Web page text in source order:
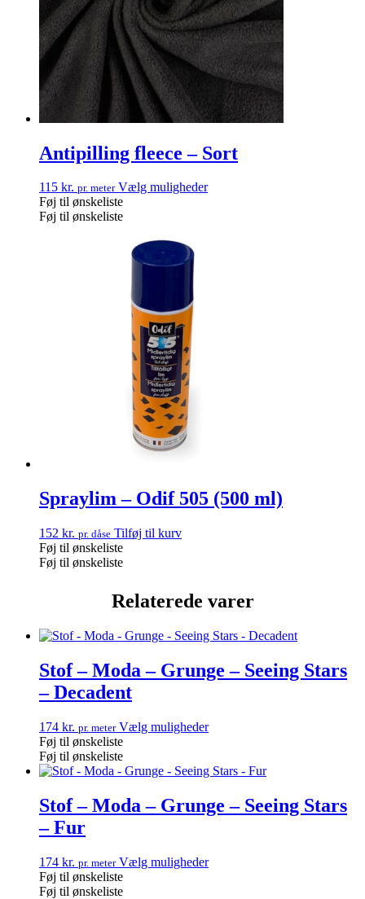
Antipilling fleece – Sort
115 kr. pr. meter Vælg muligheder
Føj til ønskeliste
Føj til ønskeliste
Spraylim – Odif 505 (500 ml)
152 kr. pr. dåse Tilføj til kurv
Føj til ønskeliste
Føj til ønskeliste
Relaterede varer
Stof – Moda – Grunge – Seeing Stars
– Decadent
174 kr. pr. meter Vælg muligheder
Føj til ønskeliste
Føj til ønskeliste
Stof – Moda – Grunge – Seeing Stars
– Fur
174 kr. pr. meter Vælg muligheder
Føj til ønskeliste
Føj til ønskeliste